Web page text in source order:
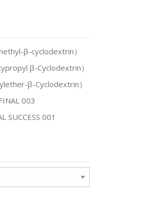
β-cyclodextrin）
β-Cyclodextrin）
β-Cyclodextrin）
003
SUCCESS 001